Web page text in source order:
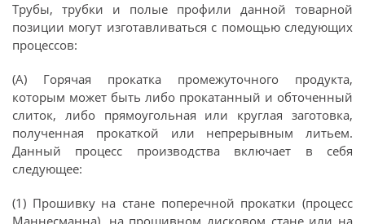
Трубы, трубки и полые профили данной товарной
позиции могут изготавливаться с помощью следующих
процессов:
(А) Горячая прокатка промежуточного продукта,
которым может быть либо прокатанный и обточенный
слиток, либо прямоугольная или круглая заготовка,
полученная прокаткой или непрерывным литьем.
Данный процесс производства включает в себя
следующее:
(1) Прошивку на стане поперечной прокатки (процесс
Маннесманна), на прошивном дисковом стане или на